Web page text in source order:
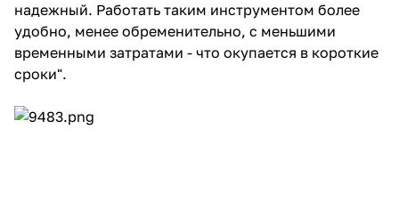
надежный. Работать таким инструментом более
удобно, менее обременительно, с меньшими
временными затратами - что окупается в короткие
сроки".
25
Остались вопросы?
8 800 302-02-51